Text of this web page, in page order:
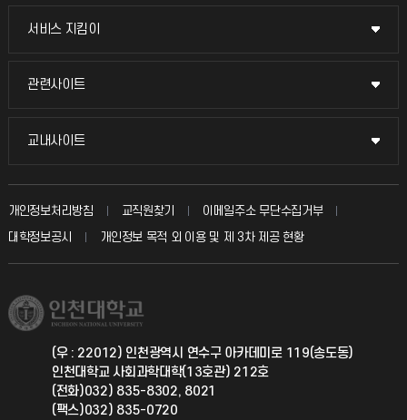
교무회의방송
입학안내
취업정보(학생)
서비스 지킴이
서비스 지킴이
묻고 답하기
칭찬마당
학생서비스 지킴이
관련사이트
관련사이트
국방헬프콜
총동문회
교내사이트
교내사이트
교수회
교육혁신본부
국제지원과
공자아카데미
개인정보처리방침 교직원찾기
이메일주소 무단수집거부
대학정보공시
개인정보 목적 외 이용 및 제 3차 제공 현황
(우 : 22012) 인천광역시 연수구 아카데미로 119(송도동)
인천대학교 사회과학대학(13호관) 212호
(전화)032) 835-8302, 8021
(팩스)032) 835-0720